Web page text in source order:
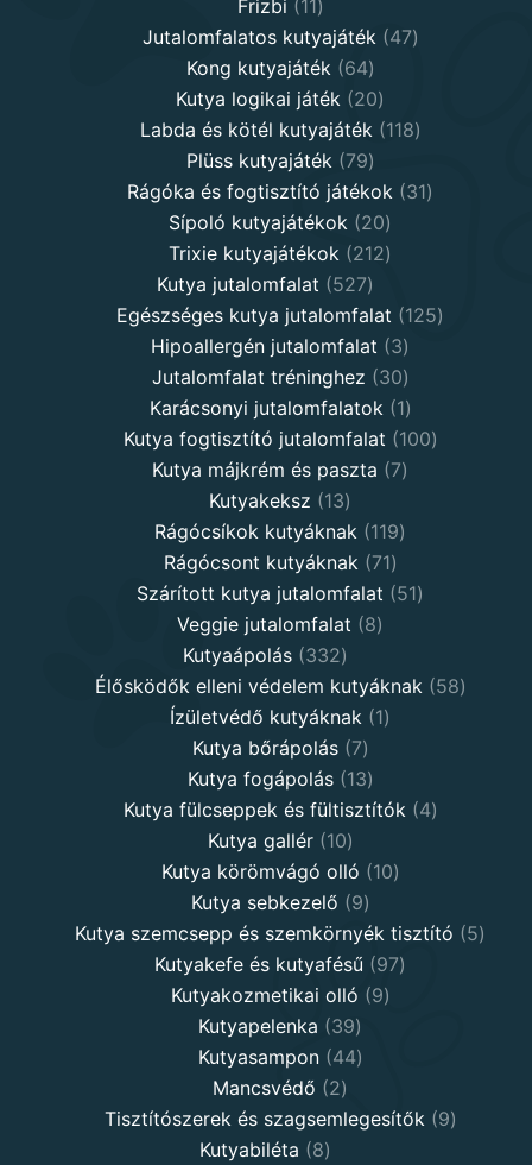
Frizbi 11 11
products
Jutalomfalatos kutyajáték 4747
Kong kutyajáték 6464
products
Kutya logikai játék 2020
products
Labda és kötél kutyajáték 118118
Plüss kutyajáték 7979
products
Rágóka és fogtisztító játékok 3131
Sípoló kutyajátékok 2020
products
Trixie kutyajátékok 212212
Kutya jutalomfalat 527527
products
Egészséges kutya jutalomfalat 125125
Hipoallergén jutalomfalat 33
products
Jutalomfalat tréninghez 3030
products
Karácsonyi jutalomfalatok 11
product
Kutya fogtisztító jutalomfalat 100100
Kutya májkrém és paszta 77
Kutyakeksz 1313
products
Rágócsíkok kutyáknak 119119
Rágócsont kutyáknak 7171
products
Szárított kutya jutalomfalat 5151
Veggie jutalomfalat 88
Kutyaápolás 332332
products
Élősködők elleni védelem kutyáknak 5858
Ízületvédő kutyáknak 11
Kutya bőrápolás 77
products
Kutya fogápolás 1313
products
Kutya fülcseppek és fültisztítók 44
Kutya gallér 1010
products
Kutya körömvágó olló 1010
Kutya sebkezelő 99
products
Kutya szemcsepp és szemkörnyék tisztító 55
Kutyakefe és kutyafésű 9797
Kutyakozmetikai olló 99
Kutyapelenka 3939
products
Kutyasampon 4444
Mancsvédő 22
products
Tisztítószerek és szagsemlegesítők 99
Kutyabiléta 88